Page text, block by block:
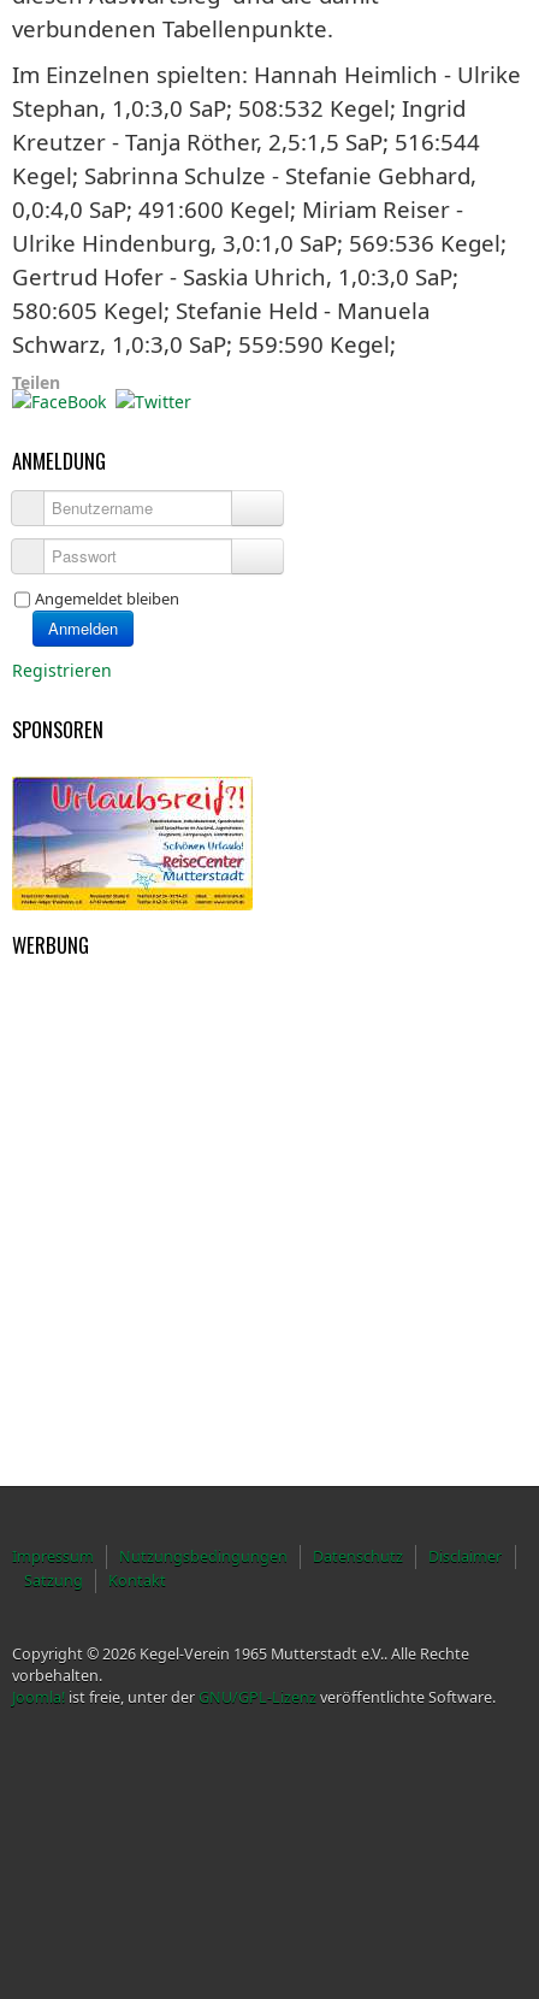
verbundenen Tabellenpunkte.
Im Einzelnen spielten: Hannah Heimlich - Ulrike
Stephan, 1,0:3,0 SaP; 508:532 Kegel; Ingrid
Kreutzer - Tanja Röther, 2,5:1,5 SaP; 516:544
Kegel; Sabrinna Schulze - Stefanie Gebhard,
0,0:4,0 SaP; 491:600 Kegel; Miriam Reiser -
Ulrike Hindenburg, 3,0:1,0 SaP; 569:536 Kegel;
Gertrud Hofer - Saskia Uhrich, 1,0:3,0 SaP;
580:605 Kegel; Stefanie Held - Manuela
Schwarz, 1,0:3,0 SaP; 559:590 Kegel;
Teilen
ANMELDUNG
Benutzername
Passwort
Angemeldet bleiben
Anmelden
Registrieren
SPONSOREN
WERBUNG
Impressum Nutzungsbedingungen Datenschutz
Disclaimer
Satzung
Kontakt
Copyright © 2026 Kegel-Verein 1965 Mutterstadt e.V.. Alle Rechte
vorbehalten.
Joomla! ist freie, unter der GNU/GPL-Lizenzveröffentlichte Software.